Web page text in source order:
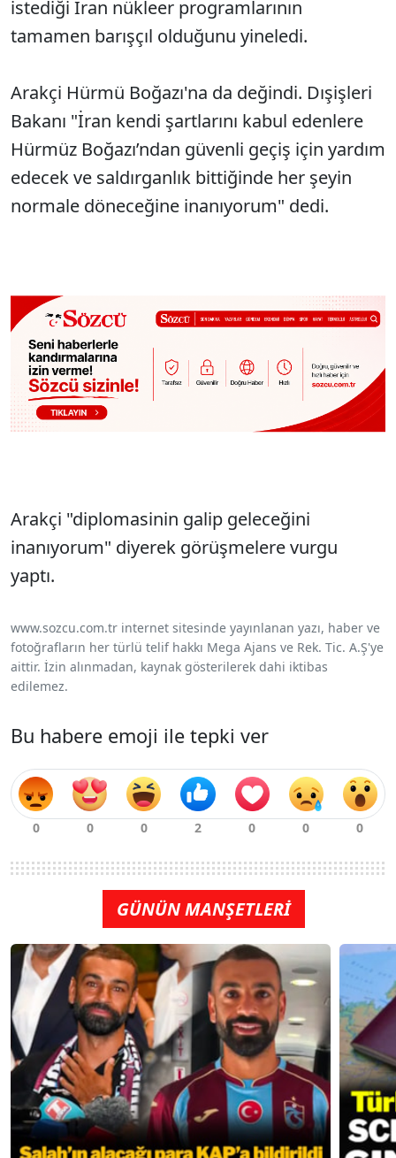
istediği İran nükleer programlarının
tamamen barışçıl olduğunu yineledi.
Arakçi Hürmü Boğazı'na da değindi. Dışişleri
Bakanı "İran kendi şartlarını kabul edenlere
Hürmüz Boğazı’ndan güvenli geçiş için yardım
edecek ve saldırganlık bittiğinde her şeyin
normale döneceğine inanıyorum" dedi.
Arakçi "diplomasinin galip geleceğini
inanıyorum" diyerek görüşmelere vurgu
yaptı.
www.sozcu.com.tr internet sitesinde yayınlanan yazı, haber ve
fotoğrafların her türlü telif hakkı Mega Ajans ve Rek. Tic. A.Ş'ye
aittir. İzin alınmadan, kaynak gösterilerek dahi iktibas
edilemez.
Bu habere emoji ile tepki ver
GÜNÜN MANŞETLERİ